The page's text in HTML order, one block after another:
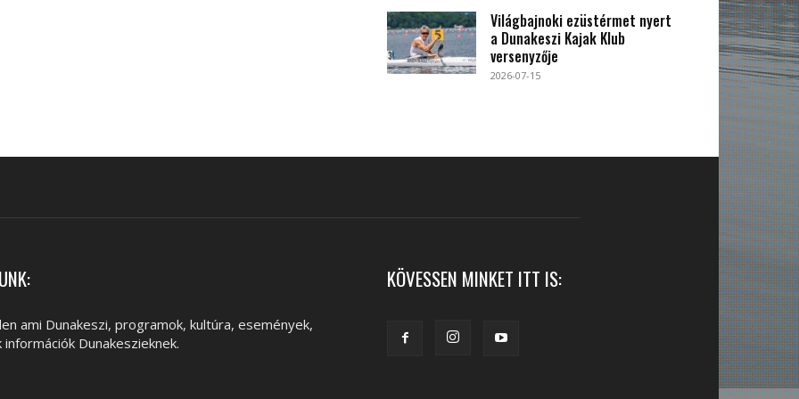
Világbajnoki ezüstérmet nyert
a Dunakeszi Kajak Klub
versenyzője
2026-07-15
ami Dunakeszi, programok, kultúra, események,
információk Dunakeszieknek.
KÖVESSEN MINKET ITT IS: